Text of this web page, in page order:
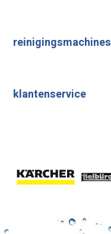
reinigingsmachines
klantenservice